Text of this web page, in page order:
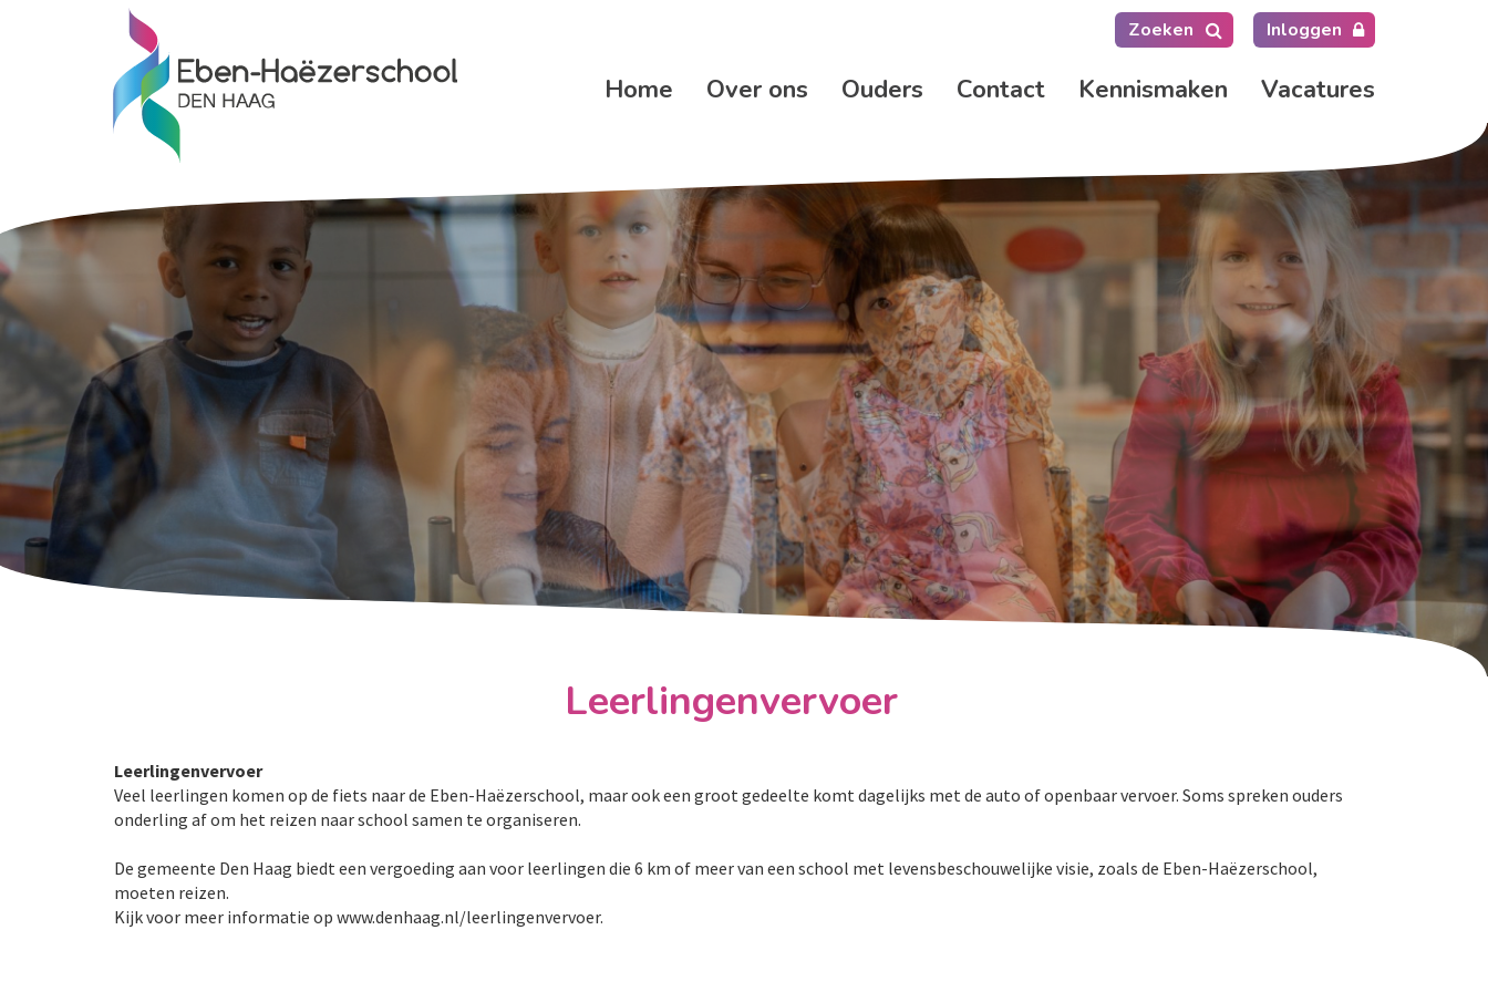
Zoeken Inloggen
Home Over ons Ouders Contact Kennismaken Vacatures
Leerlingenvervoer
Leerlingenvervoer
Veel leerlingen komen op de fiets naar de Eben-Haëzerschool, maar ook een groot gedeelte komt dagelijks met de auto of openbaar vervoer. Soms spreken ouders
onderling af om het reizen naar school samen te organiseren.
De gemeente Den Haag biedt een vergoeding aan voor leerlingen die 6 km of meer van een school met levensbeschouwelijke visie, zoals de Eben-Haëzerschool,
moeten reizen.
Kijk voor meer informatie op www.denhaag.nl/leerlingenvervoer.